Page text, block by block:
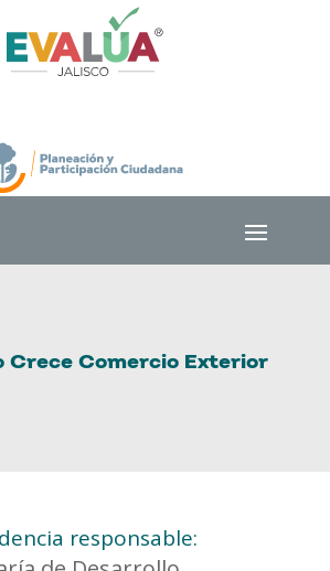
Crece Comercio Exterior
responsable: